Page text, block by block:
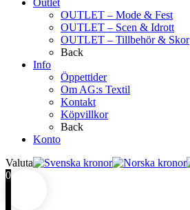
Outlet
OUTLET – Mode & Fest
OUTLET – Scen & Idrott
OUTLET – Tillbehör & Skor
Back
Info
Öppettider
Om AG:s Textil
Kontakt
Köpvillkor
Back
Konto
Valuta
0